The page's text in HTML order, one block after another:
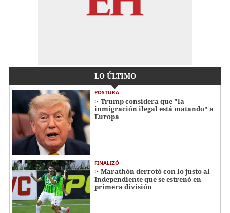
LO ÚLTIMO
POSTURA
Trump considera que "la
inmigración ilegal está matando" a
Europa
FINALIZÓ
Marathón derrotó con lo justo al
Independiente que se estrenó en
primera división